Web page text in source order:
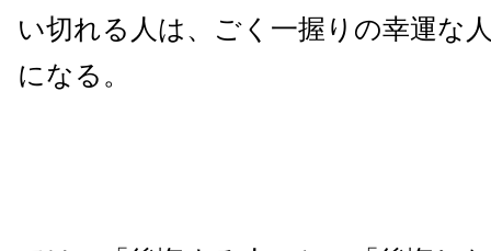
い切れる人は、ごく一握りの幸運な
になる。